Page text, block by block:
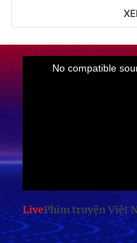
LivePhim truyện Việt